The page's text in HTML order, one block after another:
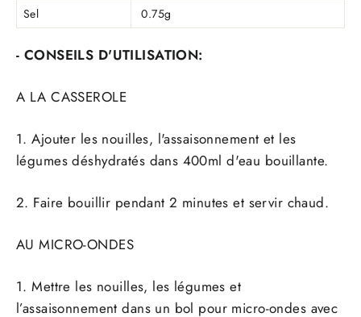
Sel
0.75g
- CONSEILS D'UTILISATION:
A LA CASSEROLE
1. Ajouter les nouilles, l'assaisonnement et les
légumes déshydratés dans 400ml d'eau bouillante.
2. Faire bouillir pendant 2 minutes et servir chaud.
AU MICRO-ONDES
1. Mettre les nouilles, les légumes et
l’assaisonnement dans un bol pour micro-ondes avec